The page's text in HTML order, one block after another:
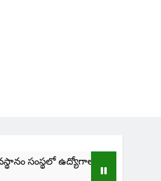
| TTD SVIMS Direct